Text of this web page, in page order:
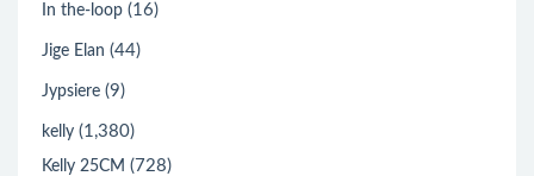
In the-loop (16)
Jige Elan (44)
Jypsiere (9)
kelly (1,380)
Kelly 25CM (728)